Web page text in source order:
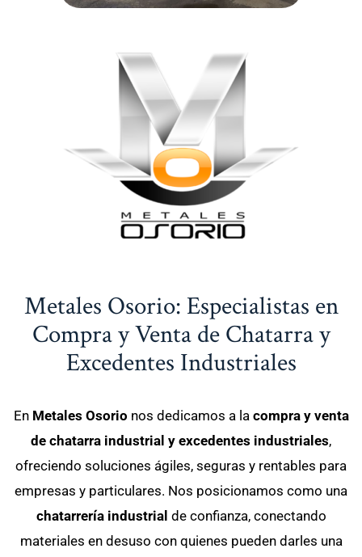
Metales Osorio: Especialistas en
Compra y Venta de Chatarra y
Excedentes Industriales
En Metales Osorio nos dedicamos a la compra y venta
de chatarra industrial y excedentes industriales,
ofreciendo soluciones ágiles, seguras y rentables para
empresas y particulares. Nos posicionamos como una
chatarrería industrial de confianza, conectando
materiales en desuso con quienes pueden darles una